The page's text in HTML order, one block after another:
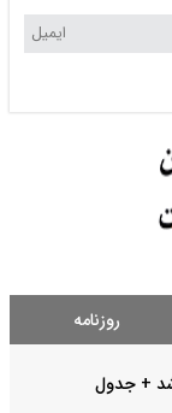
روزنامه